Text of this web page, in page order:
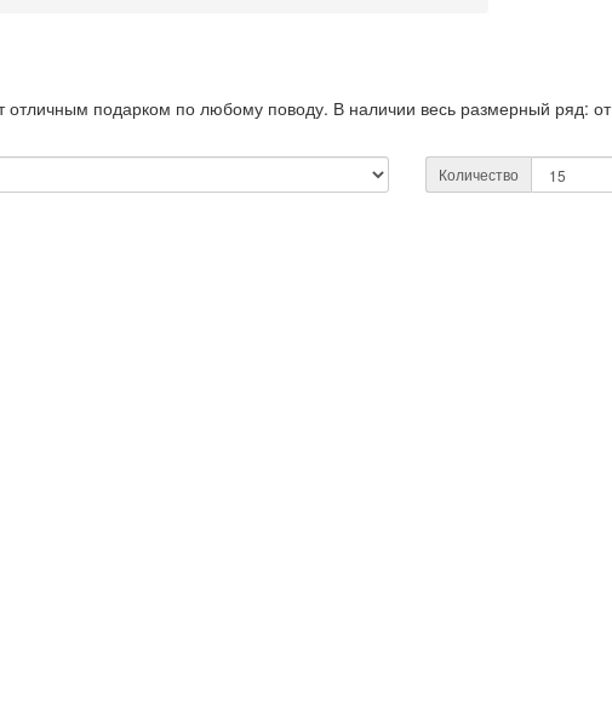
подарком по любому поводу. В наличии весь размерный ряд:
Количество